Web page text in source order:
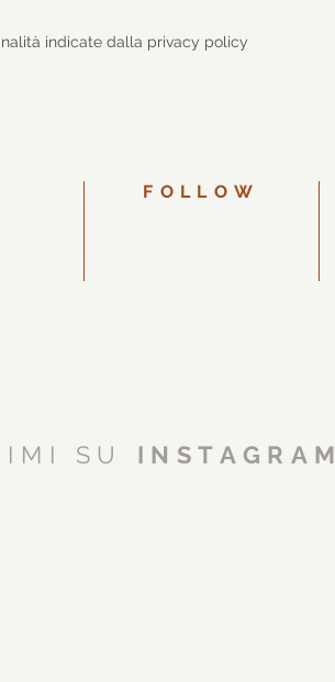
indicate dalla privacy policy
FOLLOW
SU INSTAGRAM